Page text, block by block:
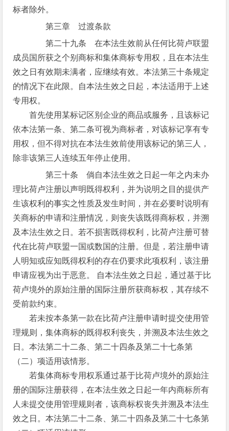
标者除外。
第三章 过渡条款
第二十九条 在本法生效前从任何比荷卢联盟
成员国所获之个别商标和集体商标专用权，且在本法生
效之日有效期未满者，应继续有效。本法第三十条规定
的情况下在此限。自本法生效之日起，本法适用于上述
专用权。
首先使用某标记区别企业的商品或服务，且该标记
依本法第一条、第二条可视为商标者，对该标记享有专
用权，但不得对抗在本法生效前使用该标记的第三人，
除非该第三人连续五年停止使用。
第三十条 倘自本法生效之日起一年之内未办
理比荷卢注册以声明既得权利，并为说明之目的提供产
生该权利的事实之性质及发生时间，并在必要时说明有
关商标的申请和注册情况，则丧失该既得商标权，并溯
及本法生效之日。若不损害既得权利，比荷卢注册可替
代在比荷卢联盟一国或数国的注册。但是，若注册申请
人明知或应知既得权利的存在仍要求此项权利，该注册
申请应视为出于恶意。 自本法生效之日起，通过基于比
荷卢境外的原始注册的国际注册所获商标权，其存续不
受前款约束。
若未按本条第一款在比荷卢注册申请时提交使用管
理规则，集体商标的既得权利丧失，并溯及本法生效之
日。本法第二十二条、第二十四条及第二十七条第
（二）项适用该情形。
若集体商标专用权系通过基于比荷卢境外的原始注
册的国际注册获得，在本法生效之日起一年内商标所有
人未提交使用管理规则者，该商标权丧失并溯及本法生
效之日。本法第二十二条、第二十四条及第二十七条第